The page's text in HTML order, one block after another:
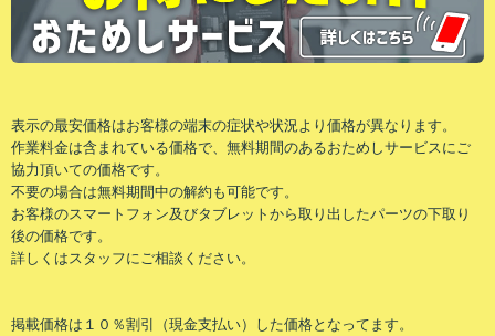
表⽰の最安価格はお客様の端末の症状や状況より価格が異なります。
作業料⾦は含まれている価格で、無料期間のあるおためしサービスにご
協⼒頂いての価格です。
不要の場合は無料期間中の解約も可能です。
お客様のスマートフォン及びタブレットから取り出したパーツの下取り
後の価格です。
詳しくはスタッフにご相談ください。
掲載価格は１０％割引（現金支払い）した価格となってます。